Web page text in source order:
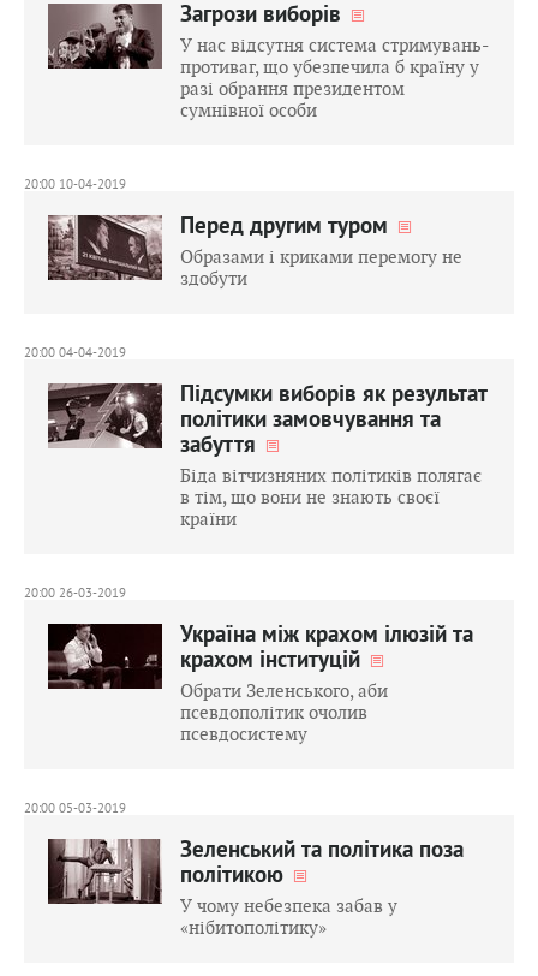
Загрози виборів
У нас відсутня система стримувань-
противаг, що убезпечила б країну у
разі обрання президентом
сумнівної особи
20:00 10-04-2019
Перед другим туром
Образами і криками перемогу не
здобути
20:00 04-04-2019
Підсумки виборів як результат
політики замовчування та
забуття
Біда вітчизняних політиків полягає
в тім, що вони не знають своєї
країни
20:00 26-03-2019
Україна між крахом ілюзій та
крахом інституцій
Обрати Зеленського, аби
псевдополітик очолив
псевдосистему
20:00 05-03-2019
Зеленський та політика поза
політикою
У чому небезпека забав у
«нібитополітику»